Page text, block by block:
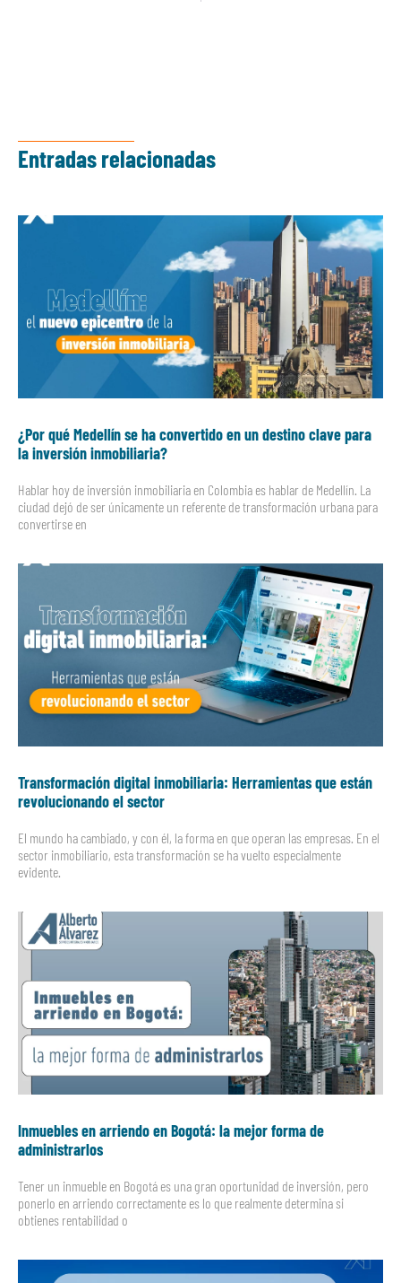
Entradas relacionadas
¿Por qué Medellín se ha convertido en un destino clave para
la inversión inmobiliaria?
Hablar hoy de inversión inmobiliaria en Colombia es hablar de Medellín. La
ciudad dejó de ser únicamente un referente de transformación urbana para
convertirse en
Transformación digital inmobiliaria: Herramientas que están
revolucionando el sector
El mundo ha cambiado, y con él, la forma en que operan las empresas. En el
sector inmobiliario, esta transformación se ha vuelto especialmente
evidente.
Inmuebles en arriendo en Bogotá: la mejor forma de
administrarlos
Tener un inmueble en Bogotá es una gran oportunidad de inversión, pero
ponerlo en arriendo correctamente es lo que realmente determina si
obtienes rentabilidad o